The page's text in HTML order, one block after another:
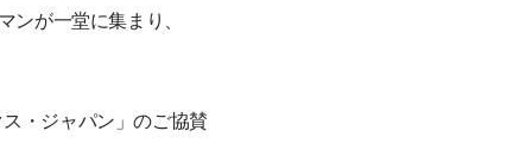
ンが一堂に集まり、
・ジャパン」のご協賛